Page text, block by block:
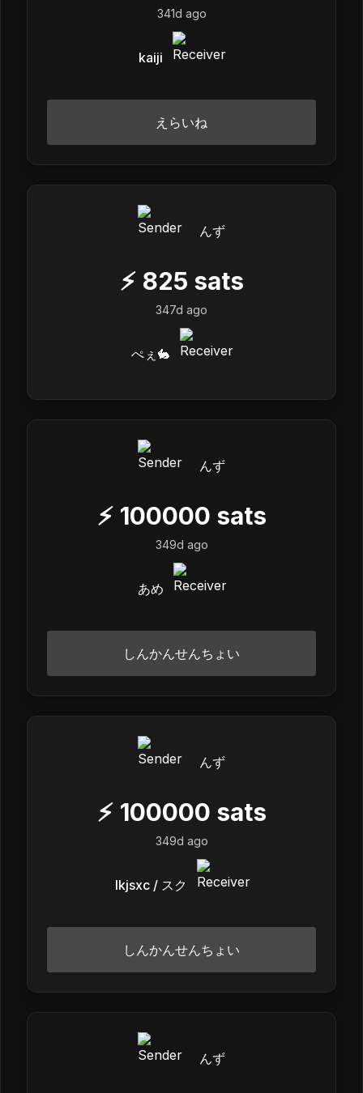
341d ago
kaiji
えらいね
んず
⚡ 825 sats
347d ago
ぺぇ🐇
んず
⚡ 100000 sats
349d ago
あめ
しんかんせんちょい
んず
⚡ 100000 sats
349d ago
lkjsxc / スク
しんかんせんちょい
んず